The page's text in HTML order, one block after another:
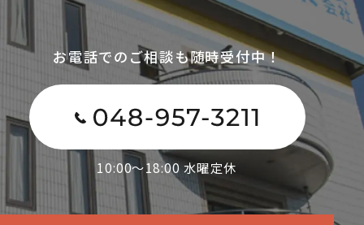
お電話でのご相談も随時受付中！
10:00～18:00 水曜定休